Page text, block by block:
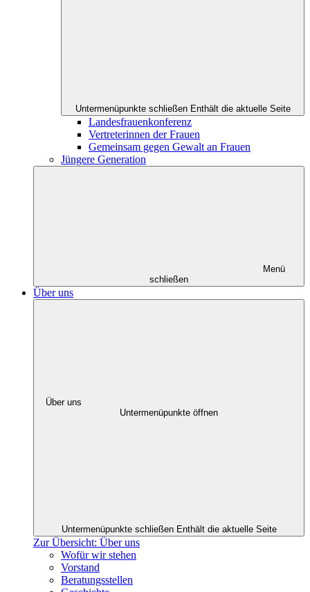
Untermenüpunkte schließen Enthält die aktuelle Seite
Landesfrauenkonferenz
Vertreterinnen der Frauen
Gemeinsam gegen Gewalt an Frauen
Jüngere Generation
Menü
schließen
Über uns
Über uns
Untermenüpunkte öffnen
Untermenüpunkte schließen Enthält die aktuelle Seite
Zur Übersicht: Über uns
Wofür wir stehen
Vorstand
Beratungsstellen